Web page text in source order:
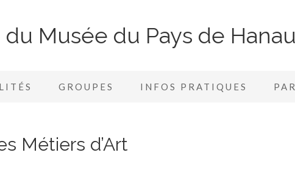
Musée du Pays de Hanau
GROUPES INFOS PRATIQUES
Métiers d’Art